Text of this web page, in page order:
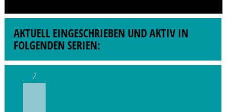
AKTUELL EINGESCHRIEBEN UND AKTIV IN
FOLGENDEN SERIEN:
2